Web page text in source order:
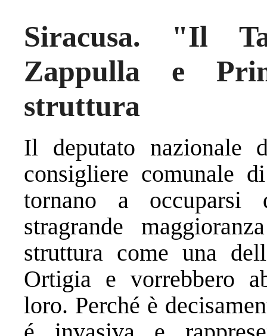
Siracusa. "Il
Zappulla e
struttura
Il deputato nazionale
consigliere comunale
tornano a occuparsi
stragrande
struttura come una
Ortigia e vorrebbero
loro. Perché è